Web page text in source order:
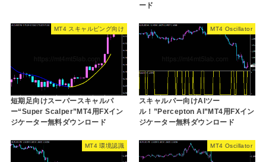
ード
MT4 スキャルピング向け
短期足向けスーパースキャルパ
ー“Super Scalper”MT4用FXイン
ジケーター無料ダウンロード
MT4 Oscillator
スキャルパー向けAIツー
ル！”Percepton AI”MT4用FXイン
ジケーター無料ダウンロード
MT4 環境認識 MT4 Oscillator